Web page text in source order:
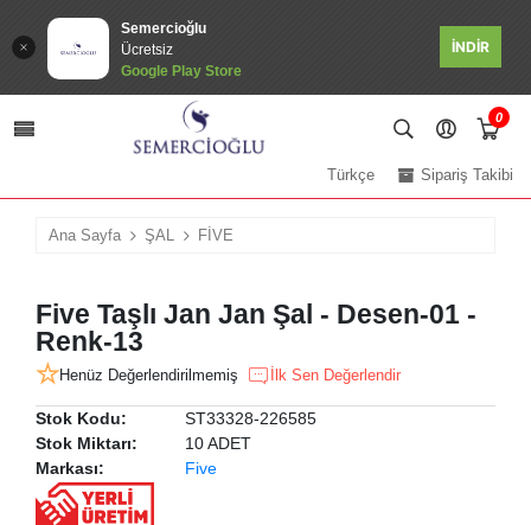
Semercioğlu
Ücretsiz
Google Play Store
İNDİR
0
Sipariş Takibi
Türkçe
Ana Sayfa ŞAL FİVE
Five Taşlı Jan Jan Şal - Desen-01 -
Renk-13
Henüz Değerlendirilmemiş İlk Sen Değerlendir
Stok Kodu:
ST33328-226585
Stok Miktarı:
10 ADET
Markası:
Five